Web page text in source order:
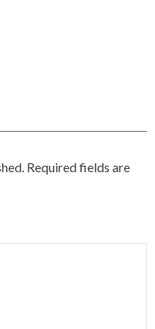
Required fields are